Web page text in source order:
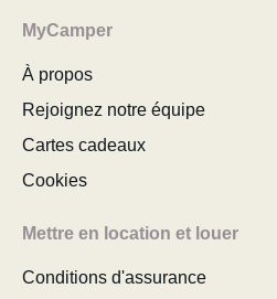
MyCamper
À propos
Rejoignez notre équipe
Cartes cadeaux
Cookies
Mettre en location et louer
Conditions d'assurance